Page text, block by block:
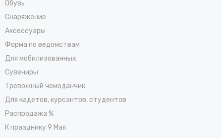
Обувь
Снаряжение
Аксессуары
Форма по ведомствам
Для мобилизованных
Сувениры
Тревожный чемоданчик
Для кадетов, курсантов, студентов
Распродажа %
К празднику 9 Мая